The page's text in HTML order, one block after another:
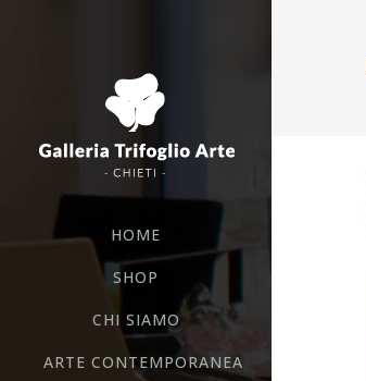
HOME
SHOP
CHI SIAMO
ARTE CONTEMPORANEA